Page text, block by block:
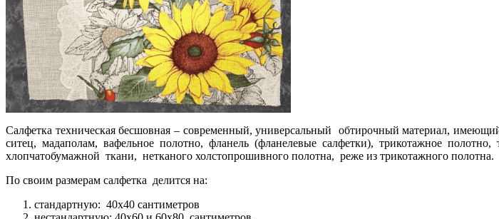
Салфетка техническая бесшовная – современный, универсальный обтирочный материал,
ситец, мадаполам, вафельное полотно, фланель (фланелевые салфетки), трикотажное полотно,
хлопчатобумажной ткани, нетканого холстопрошивного полотна, реже из трикотажного полотна.
По своим размерам салфетка делится на:
стандартную: 40х40 сантиметров